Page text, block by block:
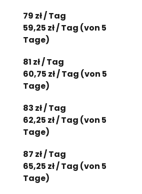
79 zł / Tag
59,25 zł / Tag (von 5
Tage)
81 zł / Tag
60,75 zł / Tag (von 5
Tage)
83 zł / Tag
62,25 zł / Tag (von 5
Tage)
87 zł / Tag
65,25 zł / Tag (von 5
Tage)